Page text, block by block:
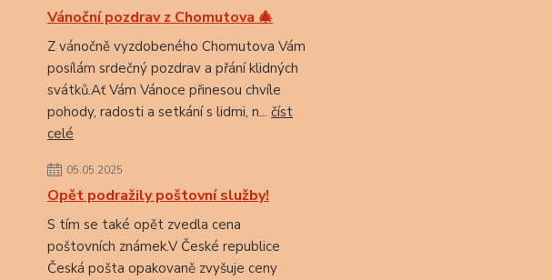
Vánoční pozdrav z Chomutova 🎄
Z vánočně vyzdobeného Chomutova Vám
posílám srdečný pozdrav a přání klidných
svátků.Ať Vám Vánoce přinesou chvíle
pohody, radosti a setkání s lidmi, n... číst
celé
05.05.2025
Opět podražily poštovní služby!
S tím se také opět zvedla cena
poštovních známek.V České republice
Česká pošta opakovaně zvyšuje ceny